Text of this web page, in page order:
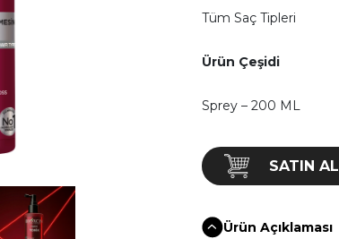
Tüm Saç Tipleri
Ürün Çeşidi
Sprey – 200 ML
SATIN AL
Ürün Açıklaması